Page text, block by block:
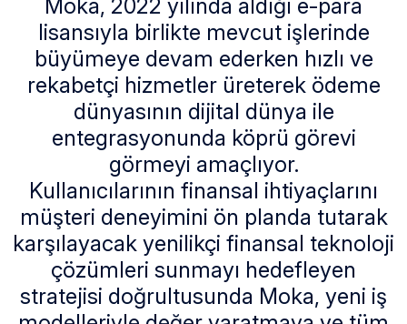
Moka, 2022 yılında aldığı e-para
lisansıyla birlikte mevcut işlerinde
büyümeye devam ederken hızlı ve
rekabetçi hizmetler üreterek ödeme
dünyasının dijital dünya ile
entegrasyonunda köprü görevi
görmeyi amaçlıyor.
Kullanıcılarının finansal ihtiyaçlarını
müşteri deneyimini ön planda tutarak
karşılayacak yenilikçi finansal teknoloji
çözümleri sunmayı hedefleyen
stratejisi doğrultusunda Moka, yeni iş